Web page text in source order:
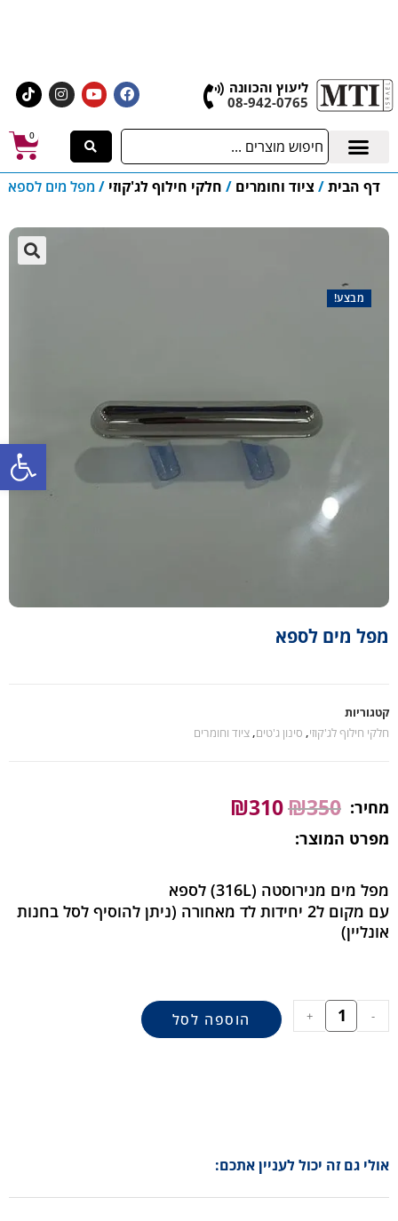
פתח סרגל נגישות
ליעוץ והכוונה
08-942-0765
0
דף הבית/ ציוד וחומרים / חלקי חילוף לג'קוזי / מפל מים לספא
מפל מים לספא
קטגוריות
חלקי חילוף לג'קוזי, סינון ג'טים,ציוד וחומרים
מחיר: ₪350
₪310
מפרט המוצר:
מפל מים מנירוסטה (316L) לספא
עם מקום ל2 יחידות לד מאחורה (ניתן להוסיף לסל בחנות
אונליין)
-
+ הוספה לסל
מבצע!
אולי גם זה יכול לעניין אתכם: